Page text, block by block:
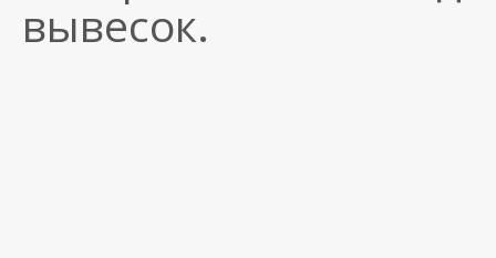
вывесок.